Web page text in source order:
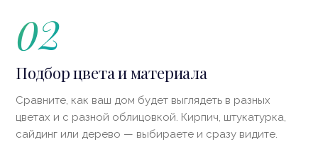
02
Подбор цвета и материала
Сравните, как ваш дом будет выглядеть в разных
цветах и с разной облицовкой. Кирпич, штукатурка,
сайдинг или дерево — выбираете и сразу видите.